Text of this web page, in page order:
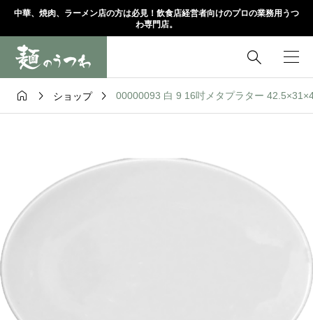
中華、焼肉、ラーメン店の方は必見！飲食店経営者向けのプロの業務用うつ
わ専門店。

  ショップ  00000093 白 9 16吋メタプラター